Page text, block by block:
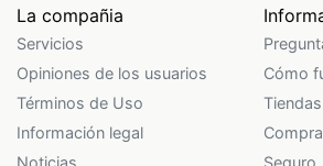
La compañia
Servicios
Opiniones de los usuarios
Términos de Uso
Información legal
Cómo